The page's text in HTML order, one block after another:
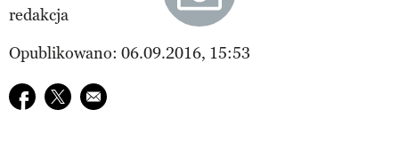
redakcja
Opublikowano: 06.09.2016, 15:53
Udostępnij na facebook
Udostępnij na twitter
E-mail do przyjaciela